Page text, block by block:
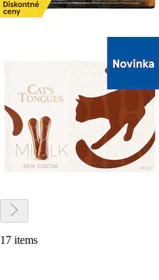
17 items